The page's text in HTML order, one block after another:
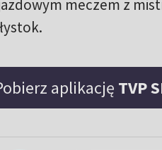
meczem z
aplikację TVP